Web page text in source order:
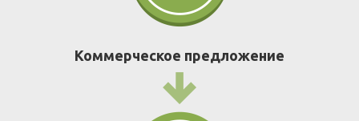
Коммерческое предложение